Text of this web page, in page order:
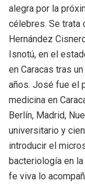
alegra por la
célebres. Se trata
Hernández
Isnotú, en el
en Caracas tras
años. José fue el
medicina en
Berlín, Madrid,
universitario y
introducir el
bacteriología en
fe viva lo